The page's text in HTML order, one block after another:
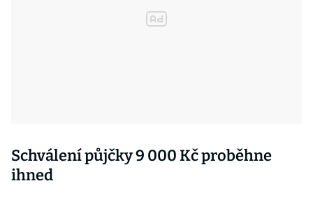
Schválení půjčky 9 000 Kč proběhne
ihned